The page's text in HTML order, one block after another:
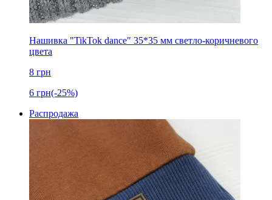
Нашивка "TikTok dance" 35*35 мм светло-коричневого
цвета
8 грн
6 грн(-25%)
Распродажа